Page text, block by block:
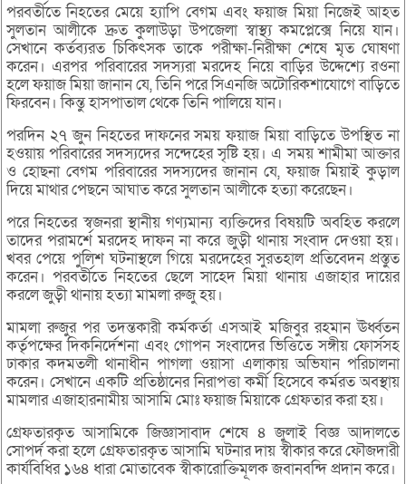
পরবর্তীতে নিহতের মেয়ে হ্যাপি বেগম এবং ফয়াজ মিয়া নিজেই আহত
সুলতান আলীকে দ্রুত কুলাউড়া উপজেলা স্বাস্থ্য কমপ্লেক্সে নিয়ে যান।
সেখানে কর্তব্যরত চিকিৎসক তাকে পরীক্ষা-নিরীক্ষা শেষে মৃত ঘোষণা
করেন। এরপর পরিবারের সদস্যরা মরদেহ নিয়ে বাড়ির উদ্দেশ্যে রওনা
হলে ফয়াজ মিয়া জানান যে, তিনি পরে সিএনজি অটোরিকশাযোগে বাড়িতে
ফিরবেন। কিন্তু হাসপাতাল থেকে তিনি পালিয়ে যান।
পরদিন ২৭ জুন নিহতের দাফনের সময় ফয়াজ মিয়া বাড়িতে উপস্থিত না
হওয়ায় পরিবারের সদস্যদের সন্দেহের সৃষ্টি হয়। এ সময় শামীমা আক্তার
ও হোছনা বেগম পরিবারের সদস্যদের জানান যে, ফয়াজ মিয়াই কুড়াল
দিয়ে মাথার পেছনে আঘাত করে সুলতান আলীকে হত্যা করেছেন।
পরে নিহতের স্বজনরা স্থানীয় গণ্যমান্য ব্যক্তিদের বিষয়টি অবহিত করলে
তাদের পরামর্শে মরদেহ দাফন না করে জুড়ী থানায় সংবাদ দেওয়া হয়।
খবর পেয়ে পুলিশ ঘটনাস্থলে গিয়ে মরদেহের সুরতহাল প্রতিবেদন প্রস্তুত
করেন। পরবর্তীতে নিহতের ছেলে সাহেদ মিয়া থানায় এজাহার দায়ের
করলে জুড়ী থানায় হত্যা মামলা রুজু হয়।
মামলা রুজুর পর তদন্তকারী কর্মকর্তা এসআই মজিবুর রহমান ঊর্ধ্বতন
কর্তৃপক্ষের দিকনির্দেশনা এবং গোপন সংবাদের ভিত্তিতে সঙ্গীয় ফোর্সসহ
ঢাকার কদমতলী থানাধীন পাগলা ওয়াসা এলাকায় অভিযান পরিচালনা
করেন। সেখানে একটি প্রতিষ্ঠানের নিরাপত্তা কর্মী হিসেবে কর্মরত অবস্থায়
মামলার এজাহারনামীয় আসামি মোঃ ফয়াজ মিয়াকে গ্রেফতার করা হয়।
গ্রেফতারকৃত আসামিকে জিজ্ঞাসাবাদ শেষে ৪ জুলাই বিজ্ঞ আদালতে
সোপর্দ করা হলে গ্রেফতারকৃত আসামি ঘটনার দায় স্বীকার করে ফৌজদারী
কার্যবিধির ১৬৪ ধারা মোতাবেক স্বীকারোক্তিমূলক জবানবন্দি প্রদান করে।